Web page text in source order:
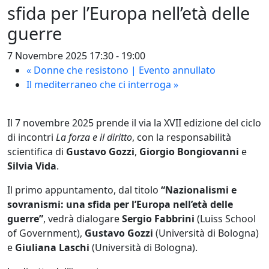
sfida per l’Europa nell’età delle
guerre
7 Novembre 2025 17:30- 19:00
« Donne che resistono | Evento annullato
Il mediterraneo che ci interroga »
Il 7 novembre 2025 prende il via la XVII edizione del ciclo
di incontri La forza e il diritto, con la responsabilità
scientifica di Gustavo Gozzi, Giorgio Bongiovanni e
Silvia Vida.
Il primo appuntamento, dal titolo “Nazionalismi e
sovranismi: una sfida per l’Europa nell’età delle
guerre”, vedrà dialogareSergio Fabbrini (Luiss School
of Government), Gustavo Gozzi (Università di Bologna)
e Giuliana Laschi (Università di Bologna).